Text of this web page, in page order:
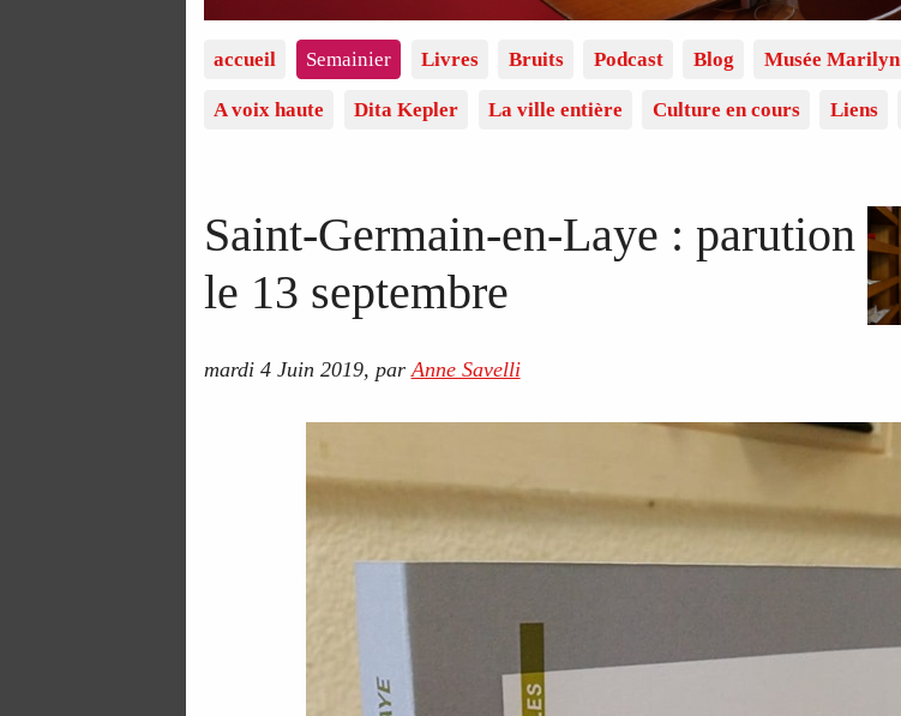
accueil Semainier Livres Bruits Podcast Blog Musée Marilyn
A voix haute Dita Kepler La ville entière Culture en cours Liens
Saint-Germain-en-Laye : parution
le 13 septembre
mardi 4 Juin 2019, par Anne Savelli